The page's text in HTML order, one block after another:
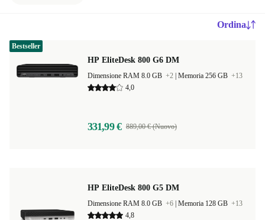
Ordina
HP EliteDesk 800 G6 DM
Dimensione RAM 8.0 GB +2 Memoria 256 GB +13
4,0
331,99 € 889,00 € (Nuovo)
Bestseller
HP EliteDesk 800 G5 DM
Dimensione RAM 8.0 GB +6 Memoria 128 GB +13
4,8